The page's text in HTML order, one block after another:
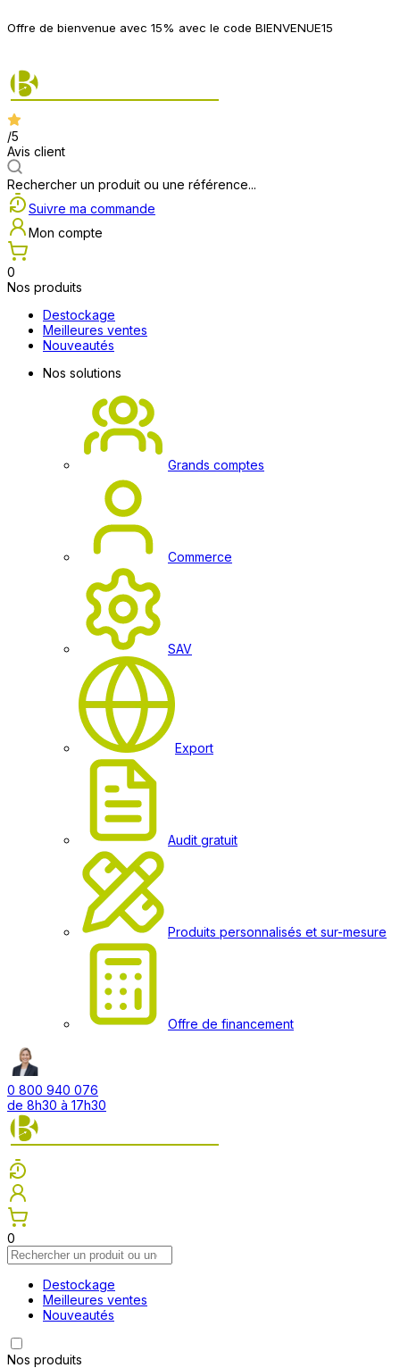
Offre de bienvenue avec 15% avec le code BIENVENUE15
/5
Avis client
Rechercher un produit ou une référence...
Suivre ma commande
Mon compte
0
Nos produits
Destockage
Meilleures ventes
Nouveautés
Nos solutions
Grands comptes
Commerce
SAV
Export
Audit gratuit
Produits personnalisés et sur-mesure
Offre de financement
0 800 940 076
de 8h30 à 17h30
0
Destockage
Meilleures ventes
Nouveautés
Nos produits